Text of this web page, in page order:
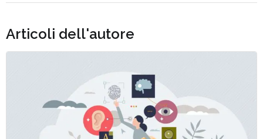
Articoli dell'autore